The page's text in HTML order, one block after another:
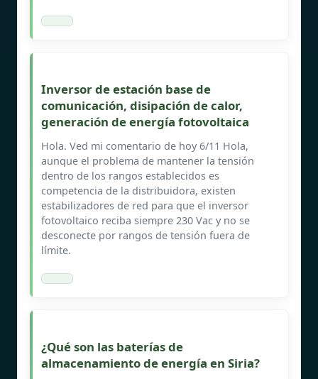
Inversor de estación base de
comunicación, disipación de calor,
generación de energía fotovoltaica
Hola. Ved mi comentario de hoy 6/11 Hola,
aunque el problema de mantener la tensión
dentro de los rangos establecidos es
competencia de la distribuidora, existen
estabilizadores de red para que el inversor
fotovoltaico reciba siempre 230 Vac y no se
desconecte por rangos de tensión fuera de
límite.
¿Qué son las baterías de
almacenamiento de energía en Siria?